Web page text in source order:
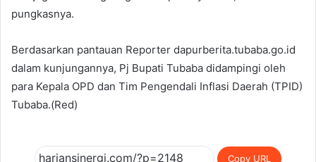
pungkasnya.
Berdasarkan pantauan Reporter dapurberita.tubaba.go.id
dalam kunjungannya, Pj Bupati Tubaba didampingi oleh
para Kepala OPD dan Tim Pengendali Inflasi Daerah (TPID)
Tubaba.(Red)
Copy URL